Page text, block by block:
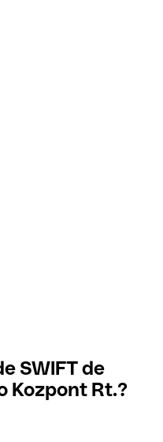
SWIFT de
Kozpont Rt.?